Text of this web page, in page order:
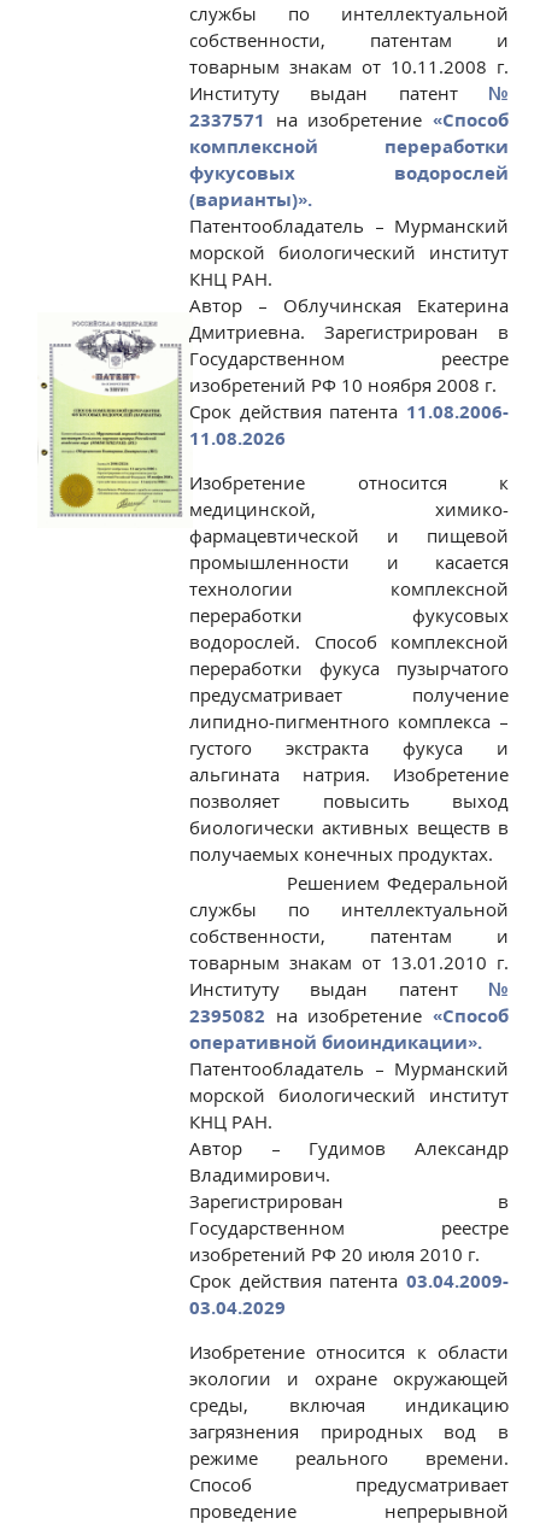
службы по интеллектуальной
собственности, патентам и
товарным знакам от 10.11.2008 г.
Институту выдан патент №
2337571 на изобретение «Способ
комплексной переработки
фукусовых водорослей
(варианты)».
Патентообладатель – Мурманский
морской биологический институт
КНЦ РАН.
Автор – Облучинская Екатерина
Дмитриевна. Зарегистрирован в
Государственном реестре
изобретений РФ 10 ноября 2008 г.
Срок действия патента 11.08.2006-
11.08.2026
Изобретение относится к
медицинской, химико-
фармацевтической и пищевой
промышленности и касается
технологии комплексной
переработки фукусовых
водорослей. Способ комплексной
переработки фукуса пузырчатого
предусматривает получение
липидно-пигментного комплекса –
густого экстракта фукуса и
альгината натрия. Изобретение
позволяет повысить выход
биологически активных веществ в
получаемых конечных продуктах.
Решением Федеральной
службы по интеллектуальной
собственности, патентам и
товарным знакам от 13.01.2010 г.
Институту выдан патент №
2395082 на изобретение «Способ
оперативной биоиндикации».
Патентообладатель – Мурманский
морской биологический институт
КНЦ РАН.
Автор – Гудимов Александр
Владимирович.
Зарегистрирован в
Государственном реестре
изобретений РФ 20 июля 2010 г.
Срок действия патента 03.04.2009-
03.04.2029
Изобретение относится к области
экологии и охране окружающей
среды, включая индикацию
загрязнения природных вод в
режиме реального времени.
Способ предусматривает
проведение непрерывной